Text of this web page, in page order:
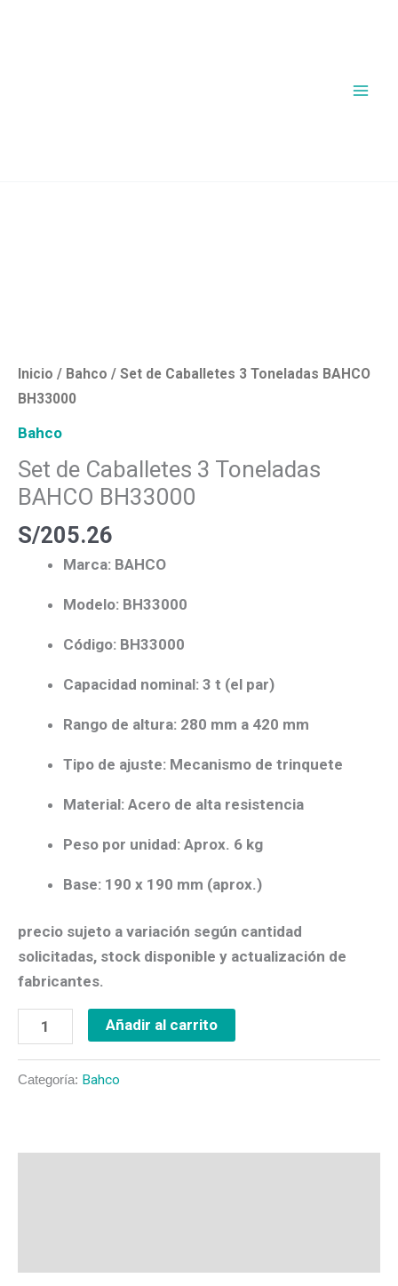
Inicio / Bahco / Set de Caballetes 3 Toneladas BAHCO
BH33000
Bahco
Set de Caballetes 3 Toneladas
BAHCO BH33000
S/205.26
Marca: BAHCO
Modelo: BH33000
Código: BH33000
Capacidad nominal: 3 t (el par)
Rango de altura: 280 mm a 420 mm
Tipo de ajuste: Mecanismo de trinquete
Material: Acero de alta resistencia
Peso por unidad: Aprox. 6 kg
Base: 190 x 190 mm (aprox.)
precio sujeto a variación según cantidad
solicitadas, stock disponible y actualización de
fabricantes.
cantidad
Añadir al carrito
Categoría: Bahco